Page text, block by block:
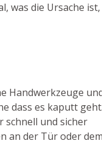
was die Ursache
Handwerkzeuge
dass es kaputt geht.
schnell und sicher
an der Tür oder dem